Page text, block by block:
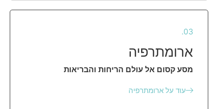
03.
ארומתרפיה
מסע קסום אל עולם הריחות והבריאות
עוד על ארומתרפיה